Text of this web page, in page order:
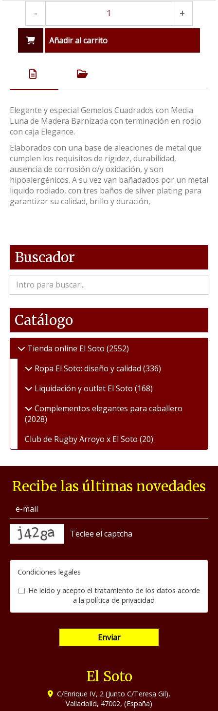
- +
Añadir al carrito
Elegante y especial Gemelos Cuadrados con Media
Luna de Madera Barnizada con terminación en rodio
con caja Elegance.
Elaborados con una base de aleaciones de metal que
cumplen los requisitos de rigidez, durabilidad,
ausencia de corrosión o/y oxidación, y son
hipoalergénicos. A su vez van bañadados por un metal
liquido rodiado, con tres baños de silver plating para
garantizar su calidad, brillo y duración,
Buscador
Catálogo
Tienda online El Soto (2552)
Ropa El Soto: diseño y calidad (336)
Liquidación y outlet El Soto (168)
Complementos elegantes para caballero
(2028)
Club de Rugby Arroyo x El Soto (20)
Recibe las últimas novedades
Condiciones legales
He leído y acepto el tratamiento de los datos acorde
a la política de privacidad
Enviar
El Soto
C/Enrique IV, 2 (Junto C/Teresa Gil),
Valladolid, 47002, (España)